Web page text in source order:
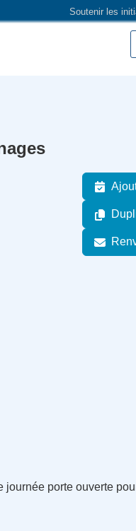
Soutenir les
journée porte ouverte